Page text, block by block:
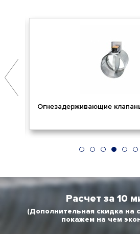
Огнезадерживающие
Расчет за 10
(Дополнительная скидка на
покажем на чем